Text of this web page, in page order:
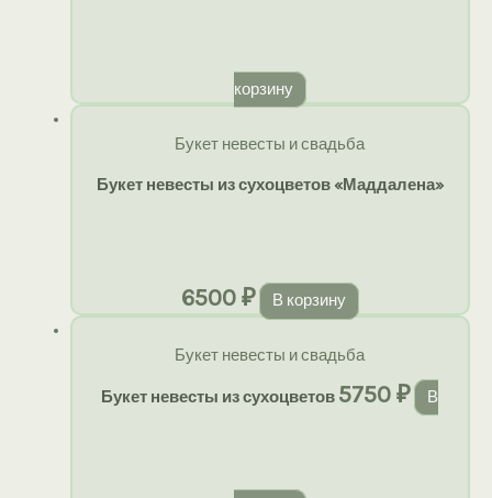
корзину
Букет невесты и свадьба
Букет невесты из сухоцветов «Маддалена»
6500₽ В корзину
Букет невесты и свадьба
Букет невесты из сухоцветов 5750₽ В